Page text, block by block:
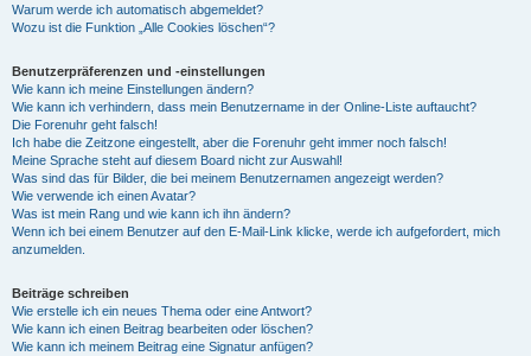
Warum werde ich automatisch abgemeldet?
Wozu ist die Funktion „Alle Cookies löschen“?
Benutzerpräferenzen und -einstellungen
Wie kann ich meine Einstellungen ändern?
Wie kann ich verhindern, dass mein Benutzername in der Online-Liste auftaucht?
Die Forenuhr geht falsch!
Ich habe die Zeitzone eingestellt, aber die Forenuhr geht immer noch falsch!
Meine Sprache steht auf diesem Board nicht zur Auswahl!
Was sind das für Bilder, die bei meinem Benutzernamen angezeigt werden?
Wie verwende ich einen Avatar?
Was ist mein Rang und wie kann ich ihn ändern?
Wenn ich bei einem Benutzer auf den E-Mail-Link klicke, werde ich aufgefordert, mich
anzumelden.
Beiträge schreiben
Wie erstelle ich ein neues Thema oder eine Antwort?
Wie kann ich einen Beitrag bearbeiten oder löschen?
Wie kann ich meinem Beitrag eine Signatur anfügen?